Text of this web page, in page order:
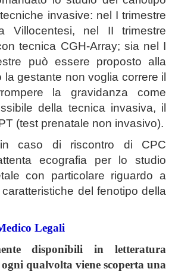
invasive: nel I trimestre
Villocentesi, nel II trimestre
tecnica CGH-Array; sia nel I
può essere proposto alla
gestante non voglia correre il
la gravidanza come
della tecnica invasiva, il
(test prenatale non invasivo).
caso di riscontro di CPC
ecografia per lo studio
con particolare riguardo a
del fenotipo della
Legali
disponibili in letteratura
ogni qualvolta viene scoperta una